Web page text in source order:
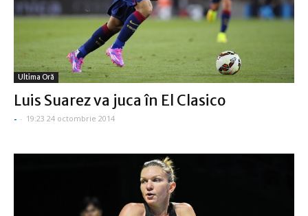
Ultima Oră
Luis Suarez va juca în El Clasico
- - 19:23 24 octombrie 2014